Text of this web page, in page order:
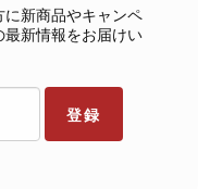
に新商品やキャンペ
最新情報をお届けい
登録